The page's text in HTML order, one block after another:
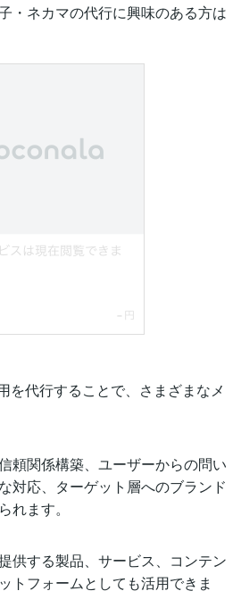
・ネカマの代行に興味のある方は
を代行することで、さまざまなメ
頼関係構築、ユーザーからの問い
対応、ターゲット層へのブランド
れます。
供する製品、サービス、コンテン
トフォームとしても活用できま